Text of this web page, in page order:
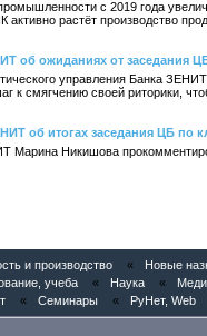
с 2019 года
растёт производство
об ожиданиях от заседания
управления Банка
к смягчению своей риторики,
об итогах заседания ЦБ по
Марина Никишова
и производство « Новые
учеба « Наука «
« Семинары « РуНет, Web